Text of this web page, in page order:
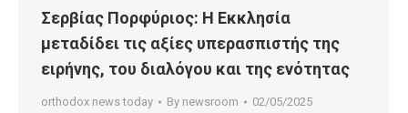
Σερβίας Πορφύριος: Η Εκκλησία
μεταδίδει τις αξίες υπερασπιστής της
ειρήνης, του διαλόγου και της ενότητας
orthodox news today By newsroom 02/05/2025